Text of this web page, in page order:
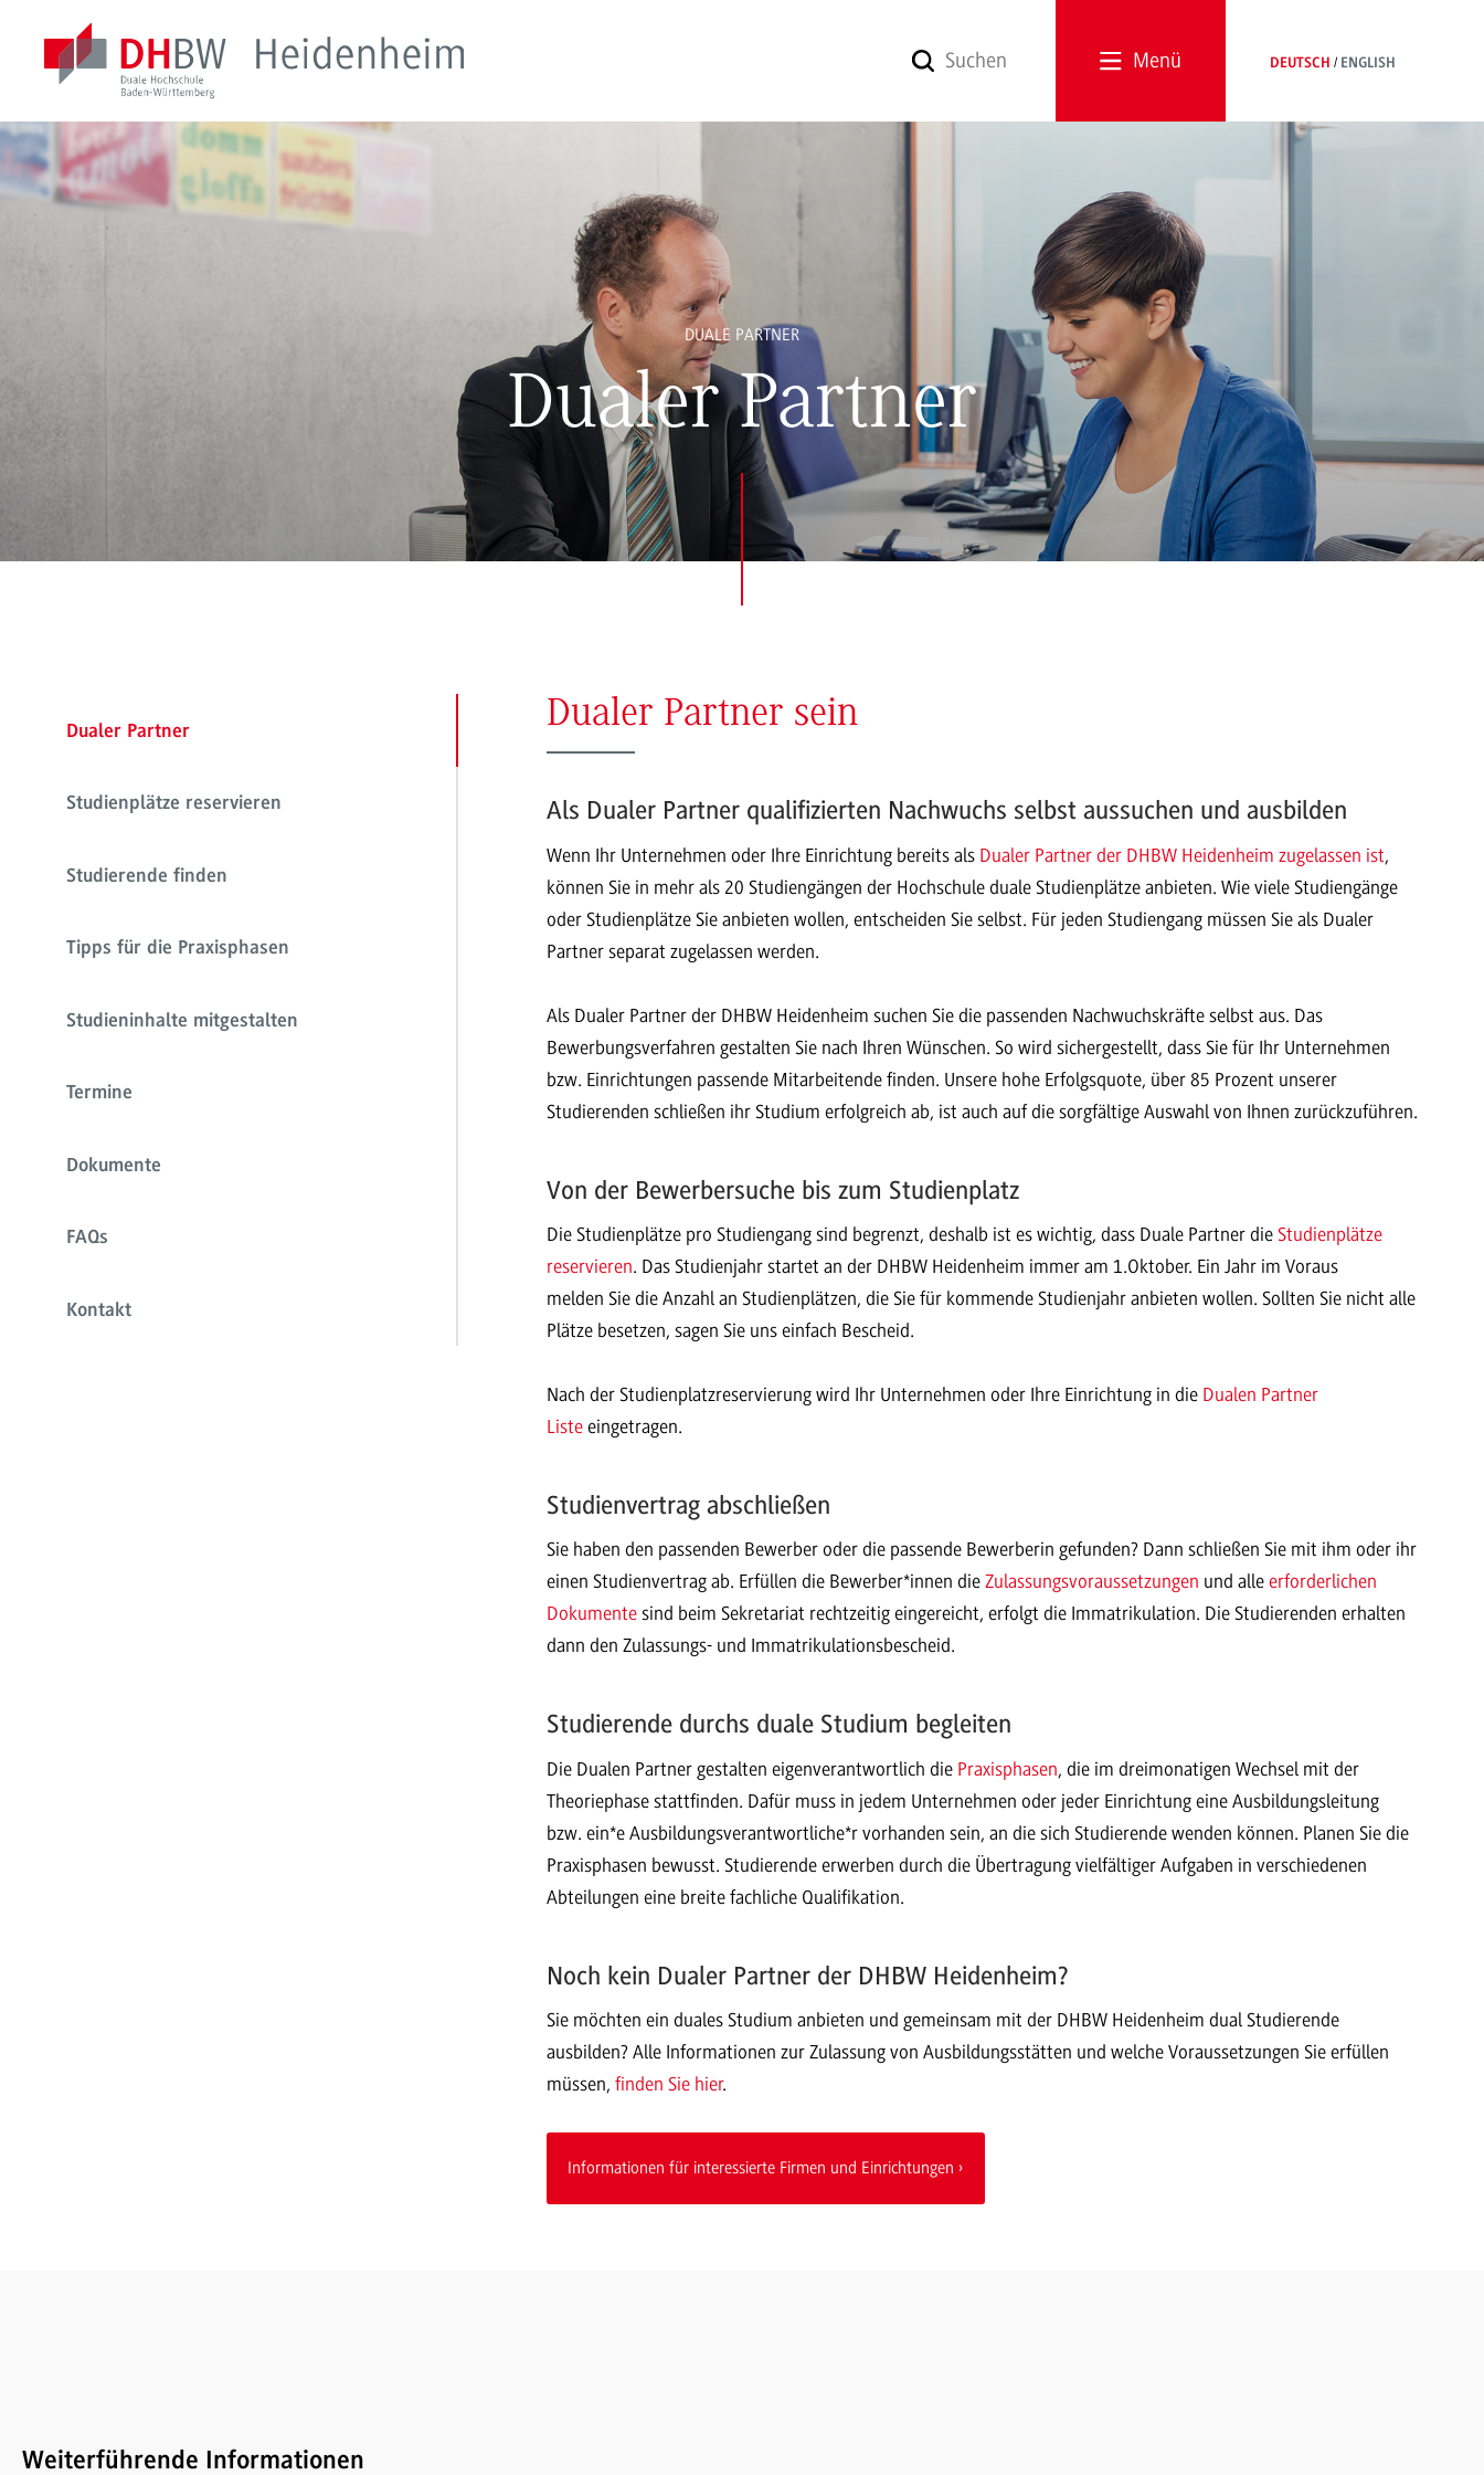
Menü DEUTSCH ENGLISH
DUALE PARTNER
Dualer Partner
Dualer Partner
Studienplätze reservieren
Studierende finden
Tipps für die Praxisphasen
Studieninhalte mitgestalten
Termine
Dokumente
FAQs
Kontakt
Dualer Partner sein
Als Dualer Partner qualifizierten Nachwuchs selbst aussuchen und ausbilden
Wenn Ihr Unternehmen oder Ihre Einrichtung bereits als Dualer Partner der DHBW Heidenheim zugelassen ist,
können Sie in mehr als 20 Studiengängen der Hochschule duale Studienplätze anbieten. Wie viele Studiengänge
oder Studienplätze Sie anbieten wollen, entscheiden Sie selbst. Für jeden Studiengang müssen Sie als Dualer
Partner separat zugelassen werden.
Als Dualer Partner der DHBW Heidenheim suchen Sie die passenden Nachwuchskräfte selbst aus. Das
Bewerbungsverfahren gestalten Sie nach Ihren Wünschen. So wird sichergestellt, dass Sie für Ihr Unternehmen
bzw. Einrichtungen passende Mitarbeitende finden. Unsere hohe Erfolgsquote, über 85 Prozent unserer
Studierenden schließen ihr Studium erfolgreich ab, ist auch auf die sorgfältige Auswahl von Ihnen zurückzuführen.
Von der Bewerbersuche bis zum Studienplatz
Die Studienplätze pro Studiengang sind begrenzt, deshalb ist es wichtig, dass Duale Partner die Studienplätze
reservieren. Das Studienjahr startet an der DHBW Heidenheim immer am 1.Oktober. Ein Jahr im Voraus
melden Sie die Anzahl an Studienplätzen, die Sie für kommende Studienjahr anbieten wollen. Sollten Sie nicht alle
Plätze besetzen, sagen Sie uns einfach Bescheid.
Nach der Studienplatzreservierung wird Ihr Unternehmen oder Ihre Einrichtung in die Dualen Partner
Listeeingetragen.
Studienvertrag abschließen
Sie haben den passenden Bewerber oder die passende Bewerberin gefunden? Dann schließen Sie mit ihm oder ihr
einen Studienvertrag ab. Erfüllen die Bewerber*innen die Zulassungsvoraussetzungen und alle erforderlichen
Dokumentesind beim Sekretariat rechtzeitig eingereicht, erfolgt die Immatrikulation. Die Studierenden erhalten
dann den Zulassungs- und Immatrikulationsbescheid.
Studierende durchs duale Studium begleiten
Die Dualen Partner gestalten eigenverantwortlich die Praxisphasen, die im dreimonatigen Wechsel mit der
Theoriephase stattfinden. Dafür muss in jedem Unternehmen oder jeder Einrichtung eine Ausbildungsleitung
bzw. ein*e Ausbildungsverantwortliche*r vorhanden sein, an die sich Studierende wenden können. Planen Sie die
Praxisphasen bewusst. Studierende erwerben durch die Übertragung vielfältiger Aufgaben in verschiedenen
Abteilungen eine breite fachliche Qualifikation.
Noch kein Dualer Partner der DHBW Heidenheim?
Sie möchten ein duales Studium anbieten und gemeinsam mit der DHBW Heidenheim dual Studierende
ausbilden? Alle Informationen zur Zulassung von Ausbildungsstätten und welche Voraussetzungen Sie erfüllen
müssen, finden Sie hier.
Informationen für interessierte Firmen und Einrichtungen
Weiterführende Informationen